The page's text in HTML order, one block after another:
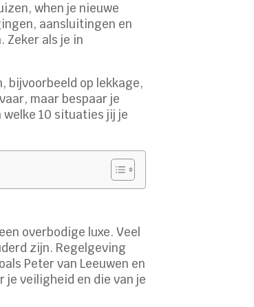
when je nieuwe
aansluitingen en
Zeker als je in
bijvoorbeeld op lekkage,
maar bespaar je
10 situaties jij je
overbodige luxe. Veel
zijn. Regelgeving
Peter van Leeuwen en
je veiligheid en die van je